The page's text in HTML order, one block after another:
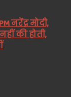
नरेंद्र मोदी,
की होती,